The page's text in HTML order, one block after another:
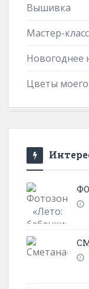
Вышивка
Мастер-
Новогоднее
Цветы моего